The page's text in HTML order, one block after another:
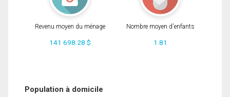
Revenu moyen du ménage
141 698.28 $
Nombre moyen d'enfants
1.81
Population à domicile